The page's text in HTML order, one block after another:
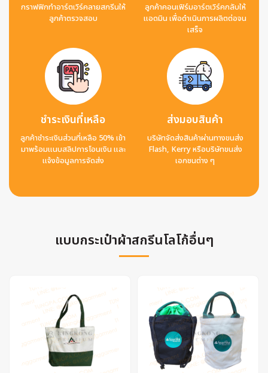
กราฟฟิกทำอาร์ตเวิร์คลายสกรีนให้
ลูกค้าตรวจสอบ
ลูกค้าคอนเฟิร์มอาร์ตเวิร์คกลับให้
แอดมิน เพื่อดำเนินการผลิตต่อจน
เสร็จ
ชำระเงินที่เหลือ
ลูกค้าชำระเงินส่วนที่เหลือ 50% เข้า
มาพร้อมแนบสลิปการโอนเงิน และ
แจ้งข้อมูลการจัดส่ง
ส่งมอบสินค้า
บริษัทจัดส่งสินค้าผ่านทางขนส่ง
Flash, Kerry หรือบริษัทขนส่ง
เอกชนต่าง ๆ
แบบกระเป๋าผ้าสกรีนโลโก้อื่นๆ